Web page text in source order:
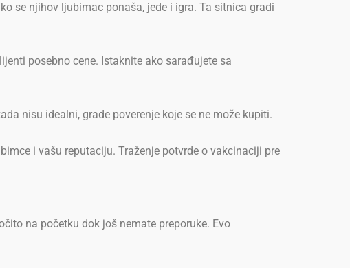
se njihov ljubimac ponaša, jede i igra. Ta sitnica gradi
posebno cene. Istaknite ako sarađujete sa
nisu idealni, grade poverenje koje se ne može kupiti.
i vašu reputaciju. Traženje potvrde o vakcinaciji pre
na početku dok još nemate preporuke. Evo